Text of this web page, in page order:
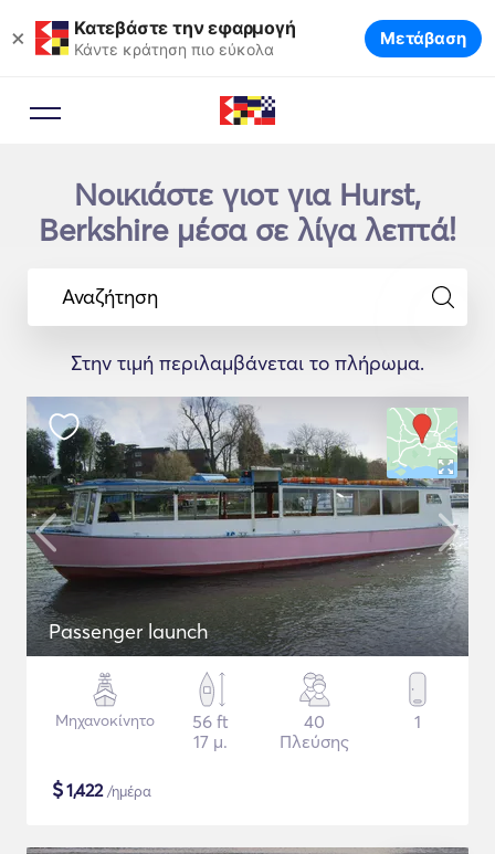
× Κατεβάστε την εφαρμογή
Κάντε κράτηση πιο εύκολα Μετάβαση
Νοικιάστε γιοτ για Hurst,
Berkshire μέσα σε λίγα λεπτά!
Αναζήτηση
Στην τιμή περιλαμβάνεται το πλήρωμα.
Passenger launch
Μηχανοκίνητο
56 ft
17 μ.
40
Πλεύσης
1
$1,422/ημέρα